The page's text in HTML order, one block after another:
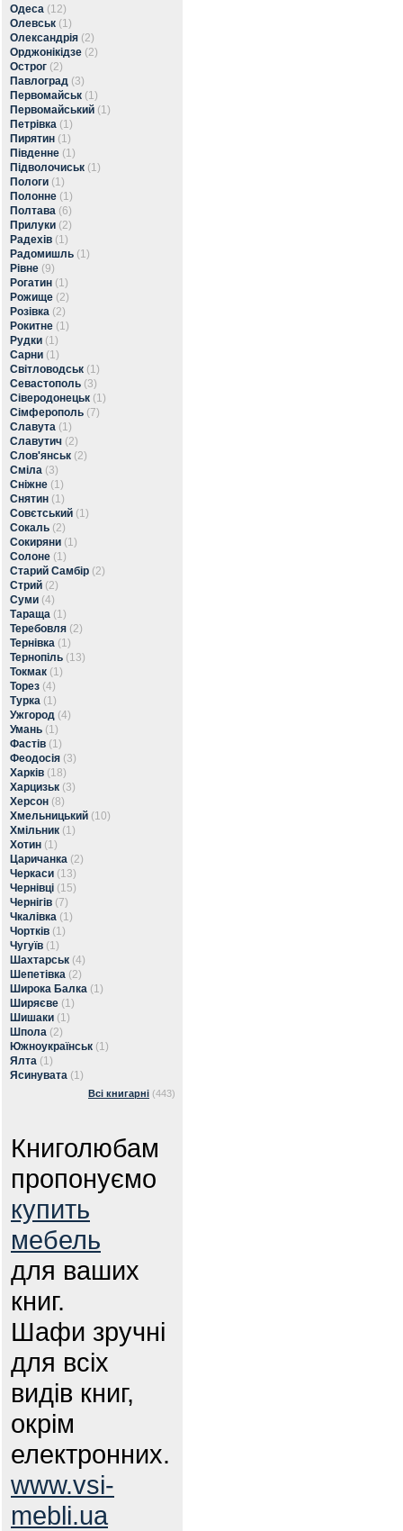
Одеса (12)
Олевськ (1)
Олександрія (2)
Орджонікідзе (2)
Острог (2)
Павлоград (3)
Первомайськ (1)
Первомайський (1)
Петрівка (1)
Пирятин (1)
Південне (1)
Підволочиськ (1)
Пологи (1)
Полонне (1)
Полтава (6)
Прилуки (2)
Радехів (1)
Радомишль (1)
Рівне (9)
Рогатин (1)
Рожище (2)
Розівка (2)
Рокитне (1)
Рудки (1)
Сарни (1)
Світловодськ (1)
Севастополь (3)
Сіверодонецьк (1)
Сімферополь (7)
Славута (1)
Славутич (2)
Слов'янськ (2)
Сміла (3)
Сніжне (1)
Снятин (1)
Совєтський (1)
Сокаль (2)
Сокиряни (1)
Солоне (1)
Старий Самбір (2)
Стрий (2)
Суми (4)
Тараща (1)
Теребовля (2)
Тернівка (1)
Тернопіль (13)
Токмак (1)
Торез (4)
Турка (1)
Ужгород (4)
Умань (1)
Фастів (1)
Феодосія (3)
Харків (18)
Харцизьк (3)
Херсон (8)
Хмельницький (10)
Хмільник (1)
Хотин (1)
Царичанка (2)
Черкаси (13)
Чернівці (15)
Чернігів (7)
Чкалівка (1)
Чортків (1)
Чугуїв (1)
Шахтарськ (4)
Шепетівка (2)
Широка Балка (1)
Ширяєве (1)
Шишаки (1)
Шпола (2)
Южноукраїнськ (1)
Ялта (1)
Ясинувата (1)
Всі книгарні (443)
Книголюбам
пропонуємо
купить
мебель
для ваших
книг.
Шафи зручні
для всіх
видів книг,
окрім
електронних.
www.vsi-
mebli.ua